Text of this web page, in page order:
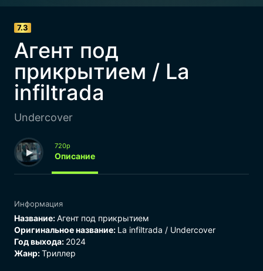
7.3
Агент под
прикрытием / La
infiltrada
Undercover
720p
Описание
Информация
Название:Агент под прикрытием
Оригинальное название: La infiltrada / Undercover
Год выхода: 2024
Жанр:Триллер